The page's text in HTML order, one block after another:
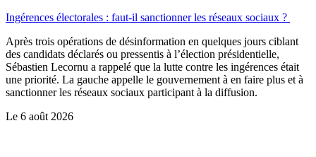
Ingérences électorales : faut-il sanctionner les réseaux sociaux ?
Après trois opérations de désinformation en quelques jours ciblant
des candidats déclarés ou pressentis à l’élection présidentielle,
Sébastien Lecornu a rappelé que la lutte contre les ingérences était
une priorité. La gauche appelle le gouvernement à en faire plus et à
sanctionner les réseaux sociaux participant à la diffusion.
Le 6 août 2026